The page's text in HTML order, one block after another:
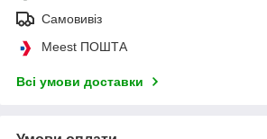
Самовивіз
Meest ПОШТА
Всі умови доставки